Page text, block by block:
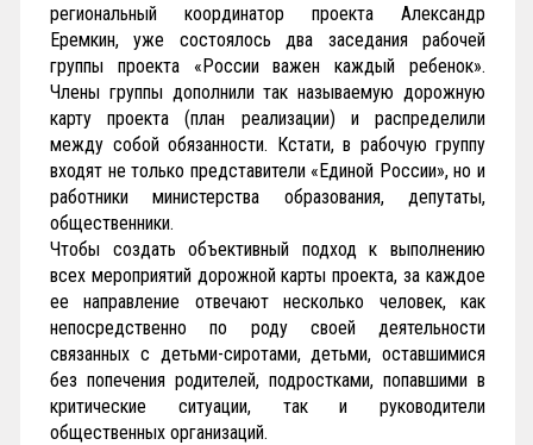
региональный координатор проекта Александр
Еремкин, уже состоялось два заседания рабочей
группы проекта «России важен каждый ребенок».
Члены группы дополнили так называемую дорожную
карту проекта (план реализации) и распределили
между собой обязанности. Кстати, в рабочую группу
входят не только представители «Единой России», но и
работники министерства образования, депутаты,
общественники.
Чтобы создать объективный подход к выполнению
всех мероприятий дорожной карты проекта, за каждое
ее направление отвечают несколько человек, как
непосредственно по роду своей деятельности
связанных с детьми-сиротами, детьми, оставшимися
без попечения родителей, подростками, попавшими в
критические ситуации, так и руководители
общественных организаций.